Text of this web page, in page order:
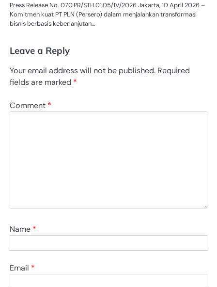
Press Release No. 070.PR/STH.01.05/IV/2026 Jakarta, 10 April 2026 –
Komitmen kuat PT PLN (Persero) dalam menjalankan transformasi
bisnis berbasis keberlanjutan…
Leave a Reply
Your email address will not be published. Required
fields are marked *
Comment *
Name *
Email *